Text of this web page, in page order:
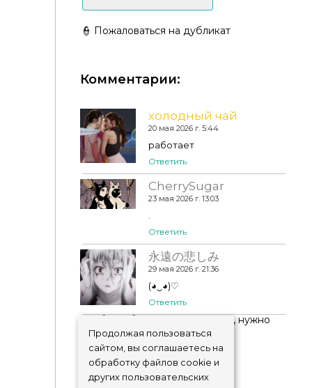
Marcia Sets
👮 Пожаловаться на дубликат
Комментарии:
холодный чай
20 мая 2026 г. 5:44
работает
Ответить
CherrySugar
23 мая 2026 г. 13:03
Ответить
永遠の悲しみ
29 мая 2026 г. 21:36
(◕‿◕)♡
Ответить
Чтобы добавить комментарий, нужно
авторизоваться !
Продолжая пользоваться
сайтом, вы соглашаетесь на
обработку файлов cookie и
других пользовательских